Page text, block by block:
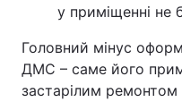
у приміщенні не
Головний мінус
ДМС – саме його
застарілим